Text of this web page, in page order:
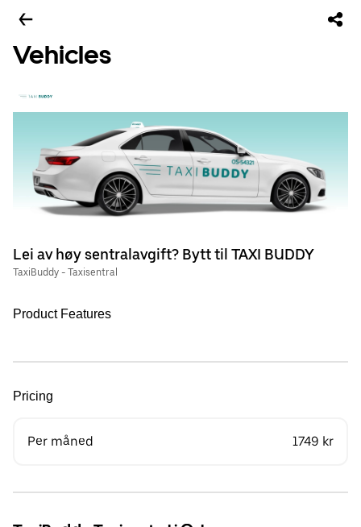
Vehicles
Lei av høy sentralavgift? Bytt til TAXI BUDDY
TaxiBuddy - Taxisentral
Product Features
Pricing
Per måned 1749 kr